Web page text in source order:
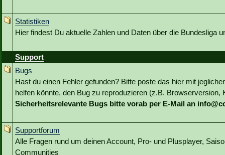
Statistiken
Hier findest Du aktuelle Zahlen und Daten über die Bundesliga
Support
Bugs
Hast du einen Fehler gefunden? Bitte poste das hier mit
helfen könnte, den Bug zu reproduzieren (z.B. Browserversion,
Sicherheitsrelevante Bugs bitte vorab per E-Mail an
Supportforum
Alle Fragen rund um deinen Account, Pro- und Plusplayer,
Communities